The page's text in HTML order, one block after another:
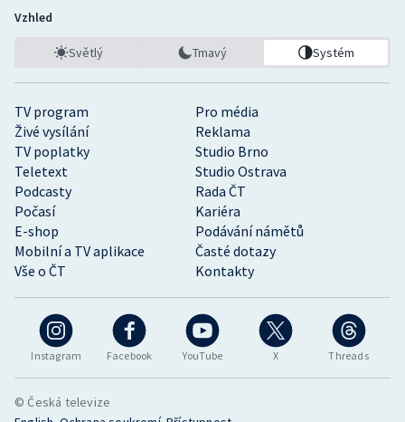
Instagram Facebook YouTube X Threads
TV program
Pro média
Živé vysílání
Reklama
TV poplatky
Studio Brno
Teletext
Studio Ostrava
Podcasty
Rada ČT
Počasí
Kariéra
E-shop
Podávání námětů
Mobilní a TV aplikace
Časté dotazy
Vše o ČT
Kontakty
Vzhled
Světlý Tmavý Systém
© Česká televize